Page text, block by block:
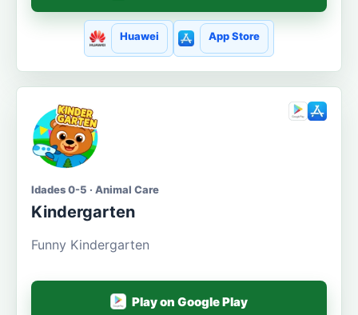
Huawei App Store
Idades 0-5 · Animal Care
Kindergarten
Funny Kindergarten
Play on Google Play